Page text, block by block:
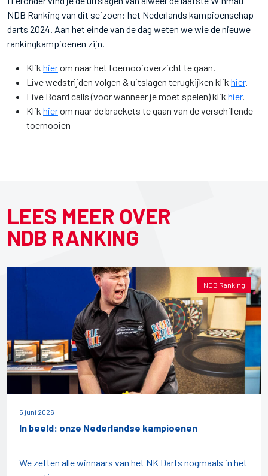
NDB Ranking van dit seizoen: het Nederlands kampioenschap
darts 2024. Aan het einde van de dag weten we wie de nieuwe
rankingkampioenen zijn.
Klik hierom naar het toernooioverzicht te gaan.
Live wedstrijden volgen & uitslagen terugkijken klik hier.
Live Board calls (voor wanneer je moet spelen) klik hier.
Klik hierom naar de brackets te gaan van de verschillende
toernooien
LEES MEER OVER
NDB RANKING
NDB Ranking
5 juni 2026
In beeld: onze Nederlandse kampioenen
We zetten alle winnaars van het NK Darts nogmaals in het